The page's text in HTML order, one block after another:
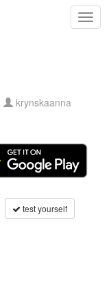
krynskaanna
test yourself